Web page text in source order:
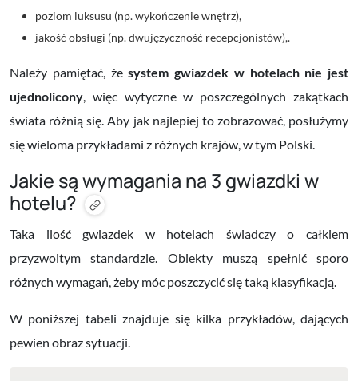
poziom luksusu (np. wykończenie wnętrz),
jakość obsługi (np. dwujęzyczność recepcjonistów),.
Należy pamiętać, żesystem gwiazdek w hotelach nie jest
ujednolicony, więc wytyczne w poszczególnych zakątkach
świata różnią się. Aby jak najlepiej to zobrazować, posłużymy
się wieloma przykładami z różnych krajów, w tym Polski.
Jakie są wymagania na 3 gwiazdki w
hotelu?
Taka ilość gwiazdek w hotelach świadczy o całkiem
przyzwoitym standardzie. Obiekty muszą spełnić sporo
różnych wymagań, żeby móc poszczycić się taką klasyfikacją.
W poniższej tabeli znajduje się kilka przykładów, dających
pewien obraz sytuacji.